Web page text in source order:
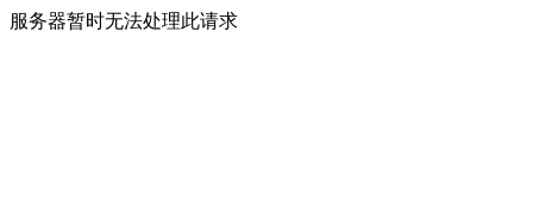
服务器暂时无法处理此请求